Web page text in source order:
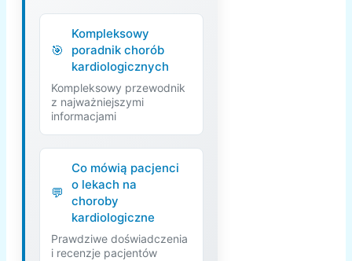
Kompleksowy
poradnik chorób
kardiologicznych
Kompleksowy przewodnik
z najważniejszymi
informacjami
Co mówią pacjenci
o lekach na
choroby
kardiologiczne
Prawdziwe doświadczenia
i recenzje pacjentów